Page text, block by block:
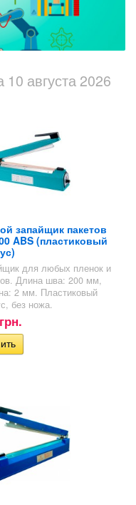
августа 2026
запайщик пакетов
ABS (пластиковый
для любых пленок и
Длина шва: 200 мм,
2 мм. Пластиковый
без ножа.